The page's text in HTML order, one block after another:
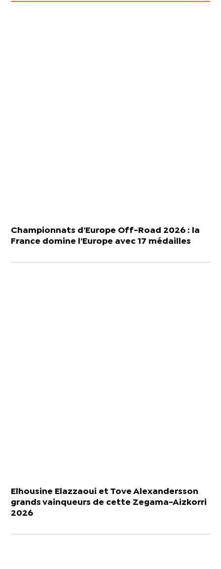
Championnats d’Europe Off-Road 2026 : la
France domine l’Europe avec 17 médailles
Elhousine Elazzaoui et Tove Alexandersson
grands vainqueurs de cette Zegama-Aizkorri
2026